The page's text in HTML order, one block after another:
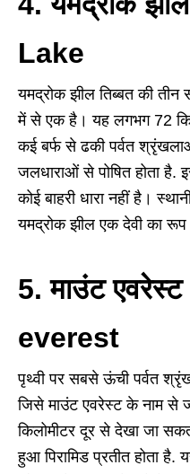
Lake
यमद्रोक झील तिब्बत की
में से एक है। यह लगभग 72
कई बर्फ से ढकी पर्वत
जलधाराओं से पोषित होता है.
कोई बाहरी धारा नहीं है।
यमद्रोक झील एक देवी का रूप
5. माउंट
everest
पृथ्वी पर सबसे ऊंची पर्वत
जिसे माउंट एवरेस्ट के नाम से
किलोमीटर दूर से देखा जा
हुआ पिरामिड प्रतीत होता है.